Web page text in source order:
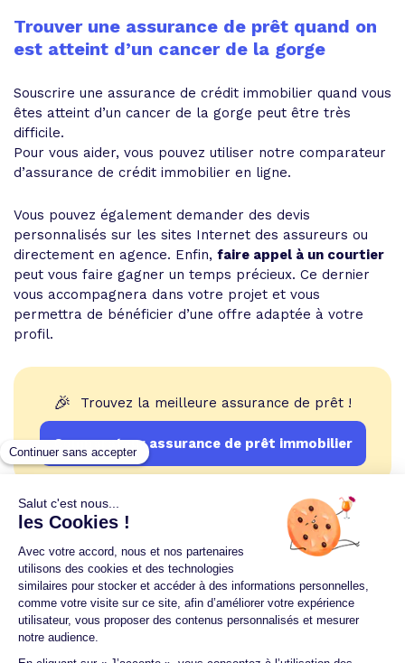
Trouver une assurance de prêt quand on
est atteint d’un cancer de la gorge
Souscrire une assurance de crédit immobilier quand vous
êtes atteint d’un cancer de la gorge peut être très
difficile.
Pour vous aider, vous pouvez utiliser notre comparateur
d’assurance de crédit immobilier en ligne.
Vous pouvez également demander des devis
personnalisés sur les sites Internet des assureurs ou
directement en agence. Enfin, faire appel à un courtier
peut vous faire gagner un temps précieux. Ce dernier
vous accompagnera dans votre projet et vous
permettra de bénéficier d’une offre adaptée à votre
profil.
🎉 Trouvez la meilleure assurance de prêt !
Comparateur assurance de prêt immobilier
Un crédit vous engage et doit être remboursé.
Vérifiez vos capacités de remboursement avant de
vous engager.